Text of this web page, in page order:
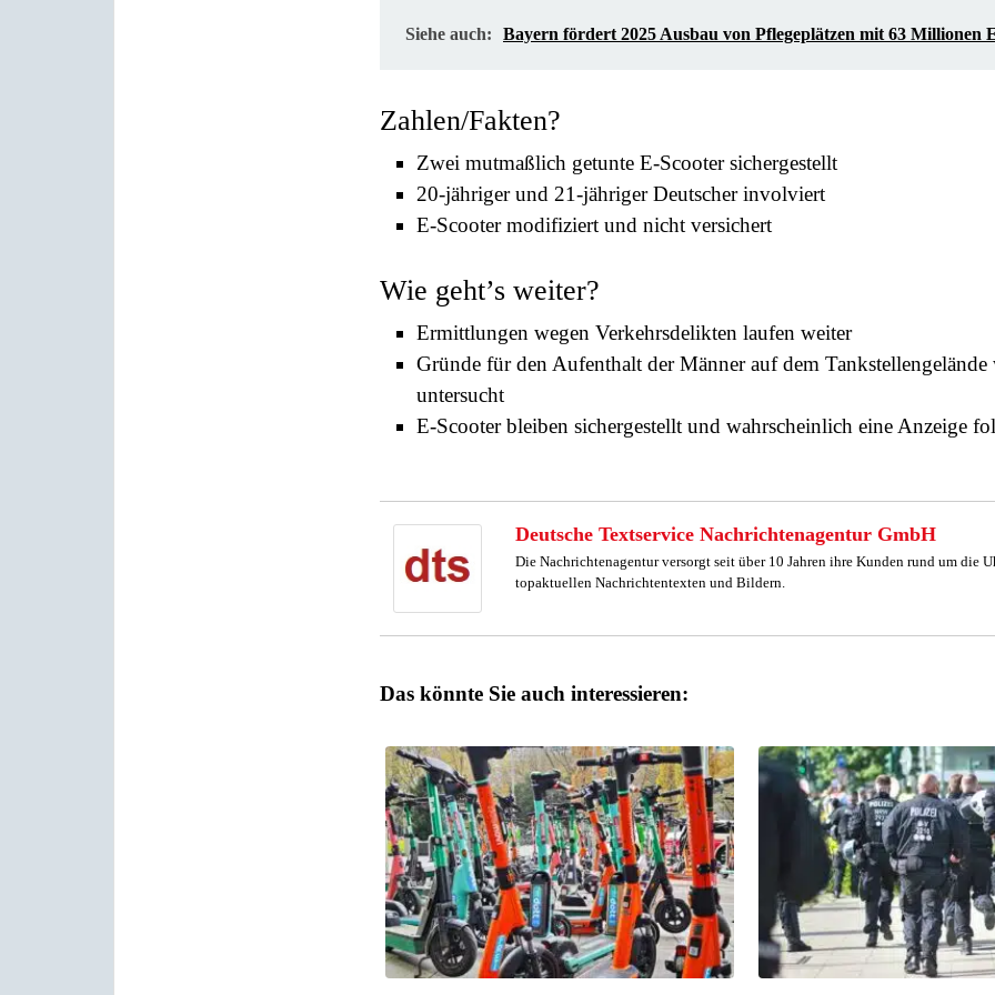
Siehe auch: Bayern fördert 2025 Ausbau von Pflegeplätzen mit 63 Millionen
Zahlen/Fakten?
Zwei mutmaßlich getunte E-Scooter sichergestellt
20-jähriger und 21-jähriger Deutscher involviert
E-Scooter modifiziert und nicht versichert
Wie geht’s weiter?
Ermittlungen wegen Verkehrsdelikten laufen weiter
Gründe für den Aufenthalt der Männer auf dem Tankstellengelände
untersucht
E-Scooter bleiben sichergestellt und wahrscheinlich eine Anzeige
Deutsche Textservice Nachrichtenagentur GmbH
Die Nachrichtenagentur versorgt seit über 10 Jahren ihre Kunden rund um die
topaktuellen Nachrichtentexten und Bildern.
Das könnte Sie auch interessieren: